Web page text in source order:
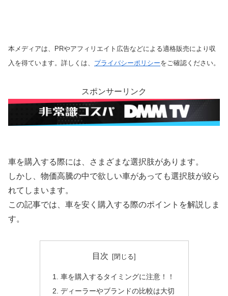
本メディアは、PRやアフィリエイト広告などによる適格販売により収
入を得ています。詳しくは、 プライバシーポリシーをご確認ください。
スポンサーリンク
車を購入する際には、さまざまな選択肢があります。
しかし、物価高騰の中で欲しい車があっても選択肢が絞ら
れてしまいます。
この記事では、車を安く購入する際のポイントを解説しま
す。
目次
車を購入するタイミングに注意！！
ディーラーやブランドの比較は大切